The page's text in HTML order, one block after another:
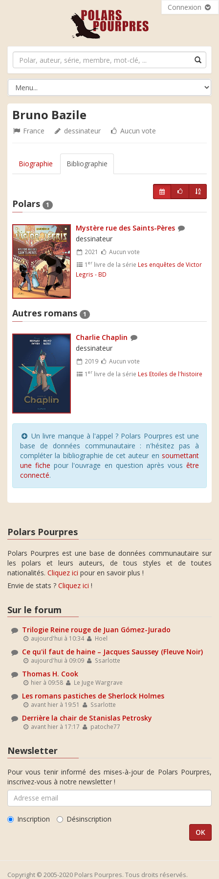
Connexion
Bruno Bazile
France dessinateur Aucun vote
Biographie Bibliographie
Polars 1
Mystère rue des Saints-Pères
dessinateur
2021
Aucun vote
1er livre de la série Les enquêtes de Victor
Legris - BD
Autres romans 1
Charlie Chaplin
dessinateur
2019
Aucun vote
1er livre de la série Les Etoiles de l'histoire
Un livre manque à l'appel ? Polars Pourpres est une
base de données communautaire : n'hésitez pas à
compléter la bibliographie de cet auteur en soumettant
une fiche pour l'ouvrage en question après vous être
connecté.
Polars Pourpres
Polars Pourpres est une base de données communautaire sur
les polars et leurs auteurs, de tous styles et de toutes
nationalités. Cliquez ici pour en savoir plus !
Envie de stats ? Cliquez ici !
Sur le forum
Trilogie Reine rouge de Juan Gómez-Jurado
aujourd'hui à 10:34 Hoel
Ce qu'il faut de haine – Jacques Saussey (Fleuve Noir)
aujourd'hui à 09:09 Ssarlotte
Thomas H. Cook
hier à 09:58 Le Juge Wargrave
Les romans pastiches de Sherlock Holmes
avant hier à 19:51 Ssarlotte
Derrière la chair de Stanislas Petrosky
avant hier à 17:17 patoche77
Newsletter
Pour vous tenir informé des mises-à-jour de Polars Pourpres,
inscrivez-vous à notre newsletter !
Inscription Désinscription
Copyright © 2005-2020 Polars Pourpres. Tous droits réservés.